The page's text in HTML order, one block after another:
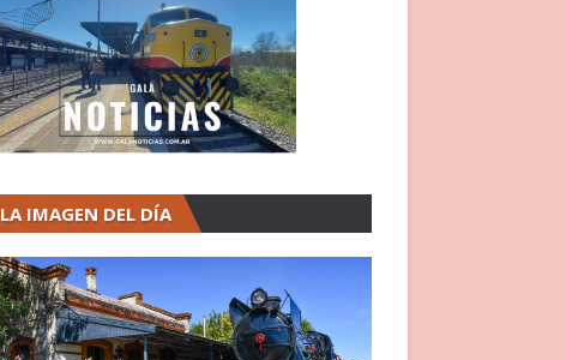
LA IMAGEN DEL DÍA